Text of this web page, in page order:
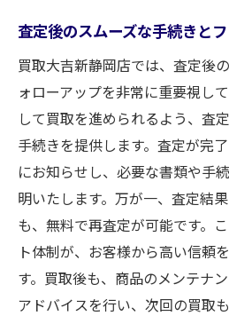
査定後のスムーズな手続きと
買取大吉新静岡店では、査定後
ォローアップを非常に重要視し
して買取を進められるよう、査
手続きを提供します。査定が完
にお知らせし、必要な書類や手
明いたします。万が一、査定結
も、無料で再査定が可能です。
ト体制が、お客様から高い信頼
す。買取後も、商品のメンテナ
アドバイスを行い、次回の買取